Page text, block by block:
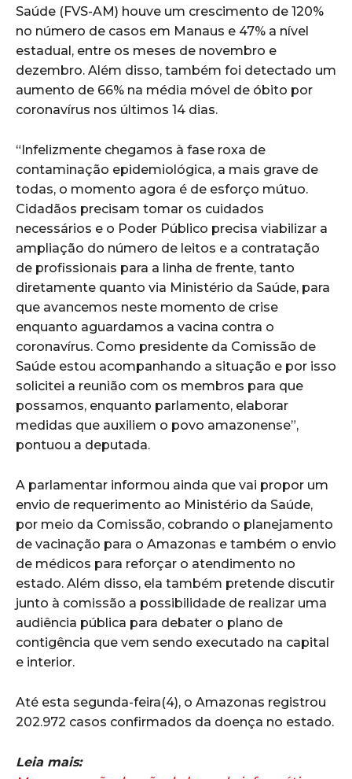
Saúde (FVS-AM) houve um crescimento de 120%
no número de casos em Manaus e 47% a nível
estadual, entre os meses de novembro e
dezembro. Além disso, também foi detectado um
aumento de 66% na média móvel de óbito por
coronavírus nos últimos 14 dias.
“Infelizmente chegamos à fase roxa de
contaminação epidemiológica, a mais grave de
todas, o momento agora é de esforço mútuo.
Cidadãos precisam tomar os cuidados
necessários e o Poder Público precisa viabilizar a
ampliação do número de leitos e a contratação
de profissionais para a linha de frente, tanto
diretamente quanto via Ministério da Saúde, para
que avancemos neste momento de crise
enquanto aguardamos a vacina contra o
coronavírus. Como presidente da Comissão de
Saúde estou acompanhando a situação e por isso
solicitei a reunião com os membros para que
possamos, enquanto parlamento, elaborar
medidas que auxiliem o povo amazonense”,
pontuou a deputada.
A parlamentar informou ainda que vai propor um
envio de requerimento ao Ministério da Saúde,
por meio da Comissão, cobrando o planejamento
de vacinação para o Amazonas e também o envio
de médicos para reforçar o atendimento no
estado. Além disso, ela também pretende discutir
junto à comissão a possibilidade de realizar uma
audiência pública para debater o plano de
contigência que vem sendo executado na capital
e interior.
Até esta segunda-feira(4), o Amazonas registrou
202.972 casos confirmados da doença no estado.
Leia mais: